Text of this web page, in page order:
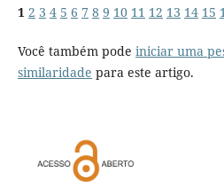
1 2 3 4 5 6 7 8 9 10 11 12 13 14 15
Você também pode iniciar uma
similaridade para este artigo.